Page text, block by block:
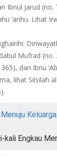
Ibnul Jarud (no.
‘anhu. Lihat
Mufrad (no.
dari Ibnu
lihat Silsilah
kali Engkau